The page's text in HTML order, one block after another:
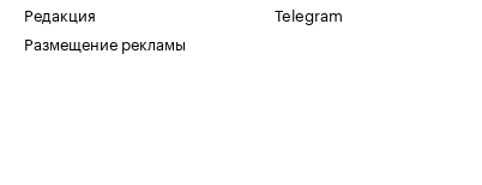
Редакция
Размещение рекламы
Telegram